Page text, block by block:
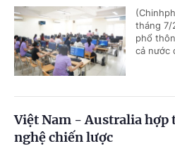
tháng 7/
phổ
cả nước
Việt Nam - Australia hợp
nghệ chiến lược